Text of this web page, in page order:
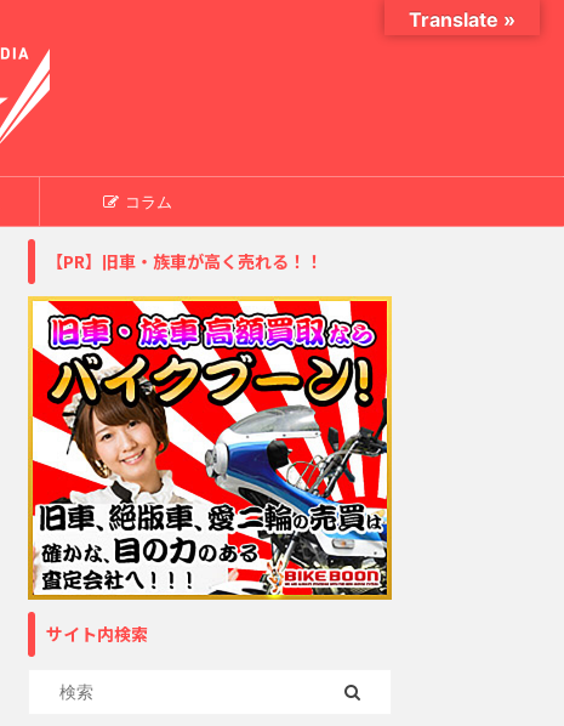
コラム
【PR】旧車・族車が高く売れる！！
サイト内検索
Translate »